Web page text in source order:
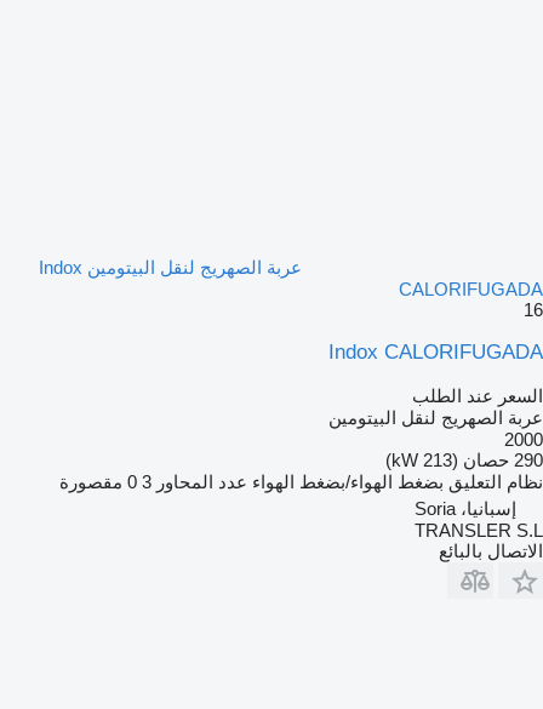
عربة الصهريج لنقل البيتومين Indox
CALORIFUGADA
16
Indox CALORIFUGADA
السعر عند الطلب
عربة الصهريج لنقل البيتومين
2000
290 حصان (213 kW)
نظام التعليق بضغط الهواء/بضغط الهواء عدد المحاور 3 0 مقصورة
إسبانيا، Soria
TRANSLER S.L
الاتصال بالبائع